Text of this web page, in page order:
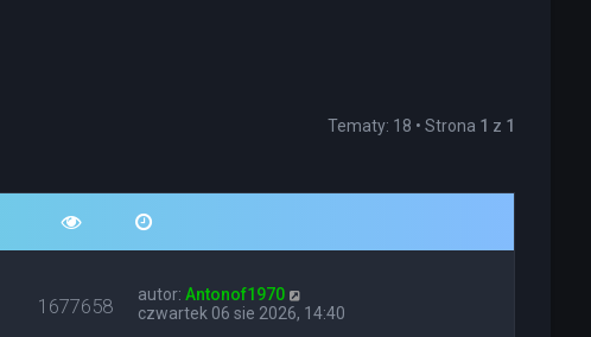
Tematy: 18 • Strona 1 z 1
1677658 autor:Antonof1970
czwartek 06 sie 2026, 14:40